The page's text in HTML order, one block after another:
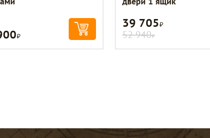
Р
39 705Р
52 940Р